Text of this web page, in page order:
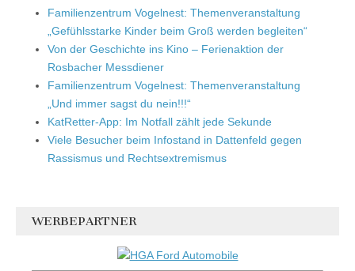
Familienzentrum Vogelnest: Themenveranstaltung
„Gefühlsstarke Kinder beim Groß werden begleiten“
Von der Geschichte ins Kino – Ferienaktion der
Rosbacher Messdiener
Familienzentrum Vogelnest: Themenveranstaltung
„Und immer sagst du nein!!!“
KatRetter-App: Im Notfall zählt jede Sekunde
Viele Besucher beim Infostand in Dattenfeld gegen
Rassismus und Rechtsextremismus
WERBEPARTNER